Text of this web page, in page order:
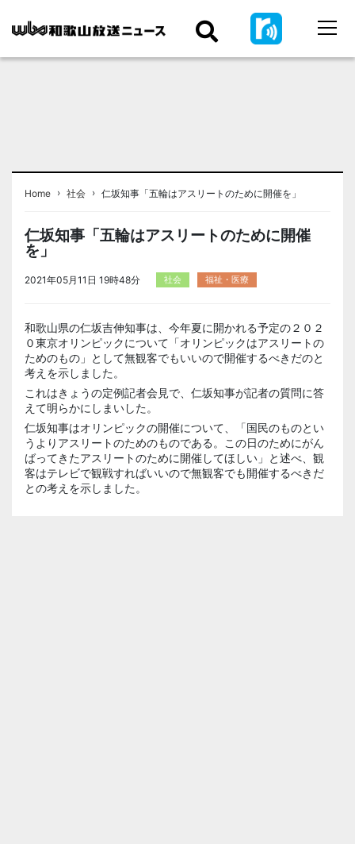
Home › 社会 › 仁坂知事「五輪はアスリートのために開催を」
仁坂知事「五輪はアスリートのために開催
を」
2021年05月11日 19時48分 社会 福祉・医療
和歌山県の仁坂吉伸知事は、今年夏に開かれる予定の２０２
０東京オリンピックについて「オリンピックはアスリートの
ためのもの」として無観客でもいいので開催するべきだのと
考えを示しました。
これはきょうの定例記者会見で、仁坂知事が記者の質問に答
えて明らかにしまいした。
仁坂知事はオリンピックの開催について、「国民のものとい
うよりアスリートのためのものである。この日のためにがん
ばってきたアスリートのために開催してほしい」と述べ、観
客はテレビで観戦すればいいので無観客でも開催するべきだ
との考えを示しました。